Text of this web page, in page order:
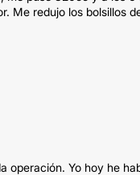
Me redujo los bolsillos
Yo hoy he